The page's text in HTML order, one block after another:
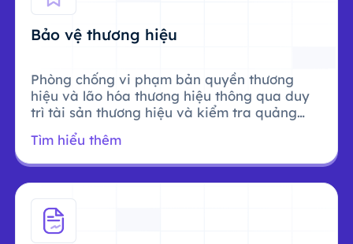
Bảo vệ thương hiệu
Phòng chống vi phạm bản quyền thương
hiệu và lão hóa thương hiệu thông qua duy
trì tài sản thương hiệu và kiểm tra quảng
Tìm hiểu thêm